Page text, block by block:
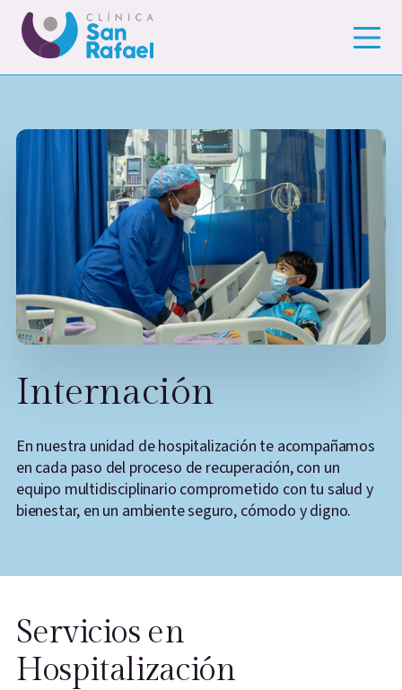
Internación
En nuestra unidad de hospitalización te acompañamos
en cada paso del proceso de recuperación, con un
equipo multidisciplinario comprometido con tu salud y
bienestar, en un ambiente seguro, cómodo y digno.
Servicios en
Hospitalización